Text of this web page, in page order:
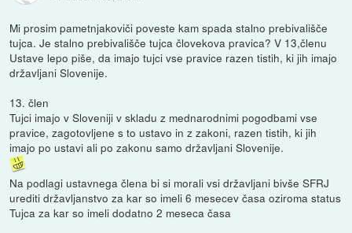
Mi prosim pametnjakoviči poveste kam spada stalno prebivališče
tujca. Je stalno prebivališče tujca človekova pravica? V 13,členu
Ustave lepo piše, da imajo tujci vse pravice razen tistih, ki jih imajo
državljani Slovenije.
13. člen
Tujci imajo v Sloveniji v skladu z mednarodnimi pogodbami vse
pravice, zagotovljene s to ustavo in z zakoni, razen tistih, ki jih
imajo po ustavi ali po zakonu samo državljani Slovenije.
Na podlagi ustavnega člena bi si morali vsi državljani bivše SFRJ
urediti državljanstvo za kar so imeli 6 mesecev časa oziroma status
Tujca za kar so imeli dodatno 2 meseca časa